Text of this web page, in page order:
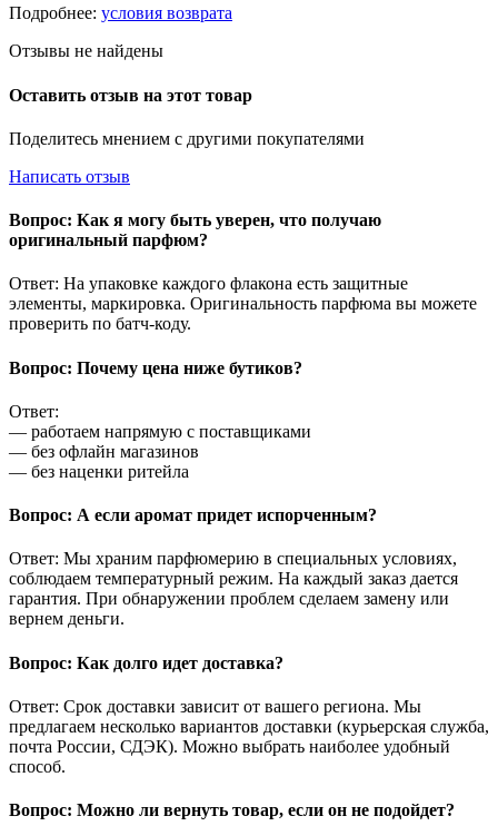
Подробнее: условия возврата
Отзывы не найдены
Оставить отзыв на этот товар
Поделитесь мнением с другими покупателями
Написать отзыв
Вопрос: Как я могу быть уверен, что получаю
оригинальный парфюм?
Ответ: На упаковке каждого флакона есть защитные
элементы, маркировка. Оригинальность парфюма вы можете
проверить по батч-коду.
Вопрос: Почему цена ниже бутиков?
Ответ:
— работаем напрямую с поставщиками
— без офлайн магазинов
— без наценки ритейла
Вопрос: А если аромат придет испорченным?
Ответ: Мы храним парфюмерию в специальных условиях,
соблюдаем температурный режим. На каждый заказ дается
гарантия. При обнаружении проблем сделаем замену или
вернем деньги.
Вопрос: Как долго идет доставка?
Ответ: Срок доставки зависит от вашего региона. Мы
предлагаем несколько вариантов доставки (курьерская служба,
почта России, СДЭК). Можно выбрать наиболее удобный
способ.
Вопрос: Можно ли вернуть товар, если он не подойдет?